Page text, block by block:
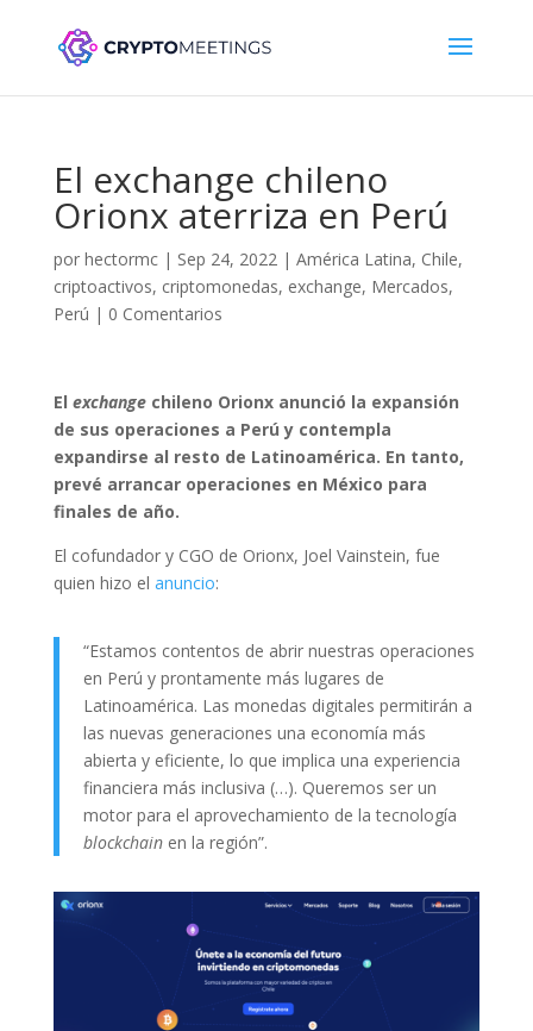
El exchange chileno
Orionx aterriza en Perú
por hectormc| Sep 24, 2022| América Latina, Chile,
criptoactivos, criptomonedas, exchange, Mercados,
Perú | 0 Comentarios
El exchangechileno Orionx anunció la expansión
de sus operaciones a Perú y contempla
expandirse al resto de Latinoamérica. En tanto,
prevé arrancar operaciones en México para
finales de año.
El cofundador y CGO de Orionx, Joel Vainstein, fue
quien hizo el anuncio:
“Estamos contentos de abrir nuestras operaciones
en Perú y prontamente más lugares de
Latinoamérica. Las monedas digitales permitirán a
las nuevas generaciones una economía más
abierta y eficiente, lo que implica una experiencia
financiera más inclusiva (…). Queremos ser un
motor para el aprovechamiento de la tecnología
blockchainen la región”.